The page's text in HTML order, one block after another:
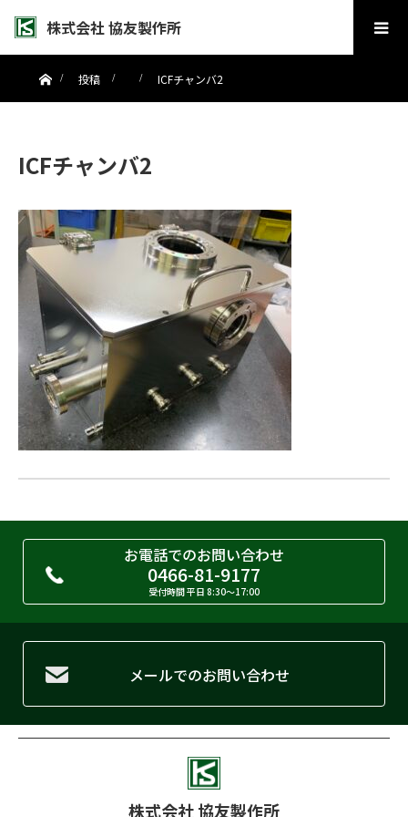
株式会社 協友製作所
ホーム投稿 ICFチャンバ2
ICFチャンバ2
お電話でのお問い合わせ
0466-81-9177
受付時間 平日 8:30〜17:00
メールでのお問い合わせ
株式会社 協友製作所